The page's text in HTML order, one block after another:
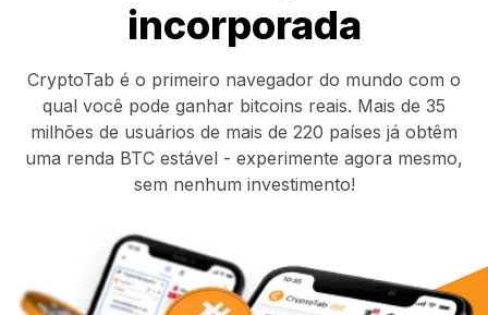
incorporada
CryptoTab é o primeiro navegador do mundo com o
qual você pode ganhar bitcoins reais. Mais de 35
milhões de usuários de mais de 220 países já obtêm
uma renda BTC estável - experimente agora mesmo,
sem nenhum investimento!